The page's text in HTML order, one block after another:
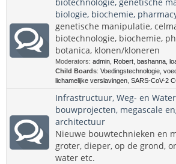
biologie, biochemie,
genetische manipulatie,
biotechnologie, biochemie,
botanica, klonen/kloneren
Moderators: admin Robert bashanna
Child Boards: Voedingstechnologie,
lichamelijke verslavingen SARS-CoV-2
Infrastructuur, Weg- en
bouwprojecten, megascale
architectuur
Nieuwe bouwtechnieken en
groter, dieper, op de grond,
water etc.